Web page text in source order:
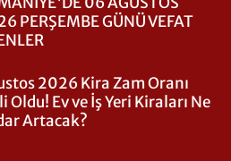
PERŞEMBE GÜNÜ VEFAT
2026 Kira Zam Oranı
Oldu! Ev ve İş Yeri Kiraları Ne
Artacak?